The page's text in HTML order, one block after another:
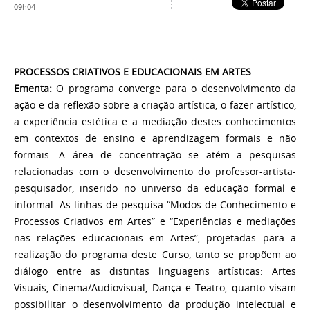
09h04
PROCESSOS CRIATIVOS E EDUCACIONAIS EM ARTES
Ementa: O programa converge para o desenvolvimento da
ação e da reflexão sobre a criação artística, o fazer artístico,
a experiência estética e a mediação destes conhecimentos
em contextos de ensino e aprendizagem formais e não
formais. A área de concentração se atém a pesquisas
relacionadas com o desenvolvimento do professor-artista-
pesquisador, inserido no universo da educação formal e
informal. As linhas de pesquisa “Modos de Conhecimento e
Processos Criativos em Artes” e “Experiências e mediações
nas relações educacionais em Artes”, projetadas para a
realização do programa deste Curso, tanto se propõem ao
diálogo entre as distintas linguagens artísticas: Artes
Visuais, Cinema/Audiovisual, Dança e Teatro, quanto visam
possibilitar o desenvolvimento da produção intelectual e